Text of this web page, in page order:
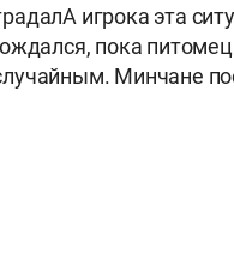
игрока эта
пока
Минчане